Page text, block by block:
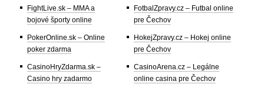
FightLive.sk – MMA a
bojové športy online
PokerOnline.sk – Online
poker zdarma
CasinoHryZdarma.sk –
Casino hry zadarmo
FotbalZpravy.cz – Futbal online
pre Čechov
HokejZpravy.cz – Hokej online
pre Čechov
CasinoArena.cz – Legálne
online casina pre Čechov